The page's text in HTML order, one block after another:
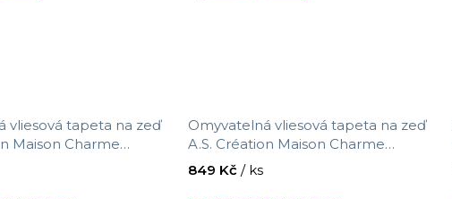
vliesová tapeta na zeď
Maison Charme
větviček, velikost
Omyvatelná vliesová tapeta na zeď
A.S. Création Maison Charme
390733 s motivem větviček, velikost
10,05 x 0,53 m
849 Kč / ks